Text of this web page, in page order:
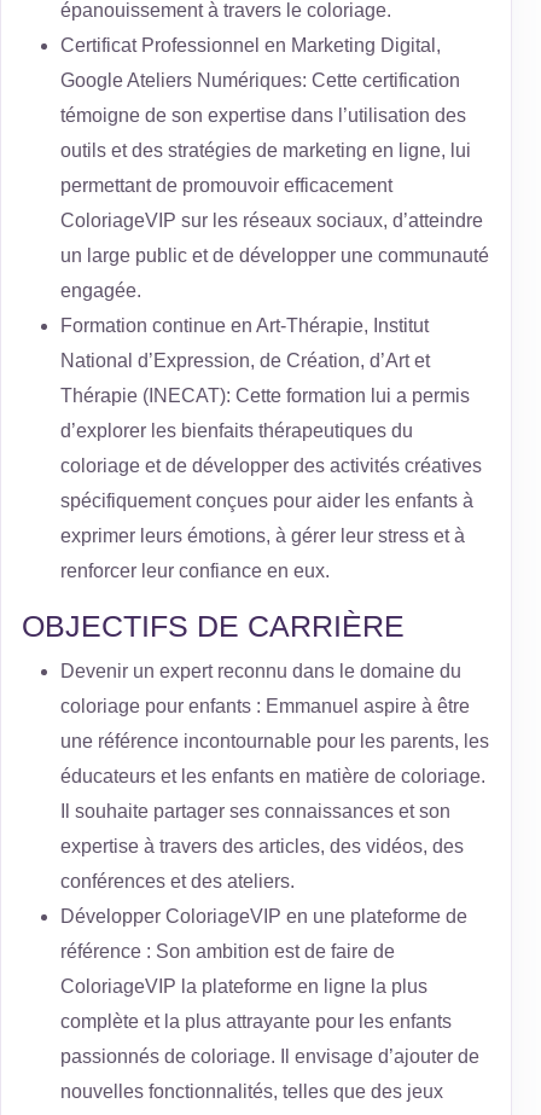
épanouissement à travers le coloriage.
Certificat Professionnel en Marketing Digital,
Google Ateliers Numériques: Cette certification
témoigne de son expertise dans l’utilisation des
outils et des stratégies de marketing en ligne, lui
permettant de promouvoir efficacement
ColoriageVIP sur les réseaux sociaux, d’atteindre
un large public et de développer une communauté
engagée.
Formation continue en Art-Thérapie, Institut
National d’Expression, de Création, d’Art et
Thérapie (INECAT): Cette formation lui a permis
d’explorer les bienfaits thérapeutiques du
coloriage et de développer des activités créatives
spécifiquement conçues pour aider les enfants à
exprimer leurs émotions, à gérer leur stress et à
renforcer leur confiance en eux.
OBJECTIFS DE CARRIÈRE
Devenir un expert reconnu dans le domaine du
coloriage pour enfants : Emmanuel aspire à être
une référence incontournable pour les parents, les
éducateurs et les enfants en matière de coloriage.
Il souhaite partager ses connaissances et son
expertise à travers des articles, des vidéos, des
conférences et des ateliers.
Développer ColoriageVIP en une plateforme de
référence : Son ambition est de faire de
ColoriageVIP la plateforme en ligne la plus
complète et la plus attrayante pour les enfants
passionnés de coloriage. Il envisage d’ajouter de
nouvelles fonctionnalités, telles que des jeux